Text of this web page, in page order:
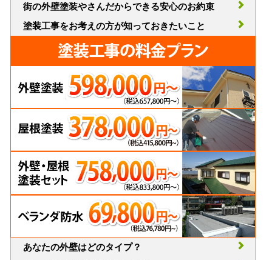
街の外壁塗装やさんだからできる安心のお約束
塗装工事をお考えの方が知っておきたいこと
あなたの外壁はどのタイプ？